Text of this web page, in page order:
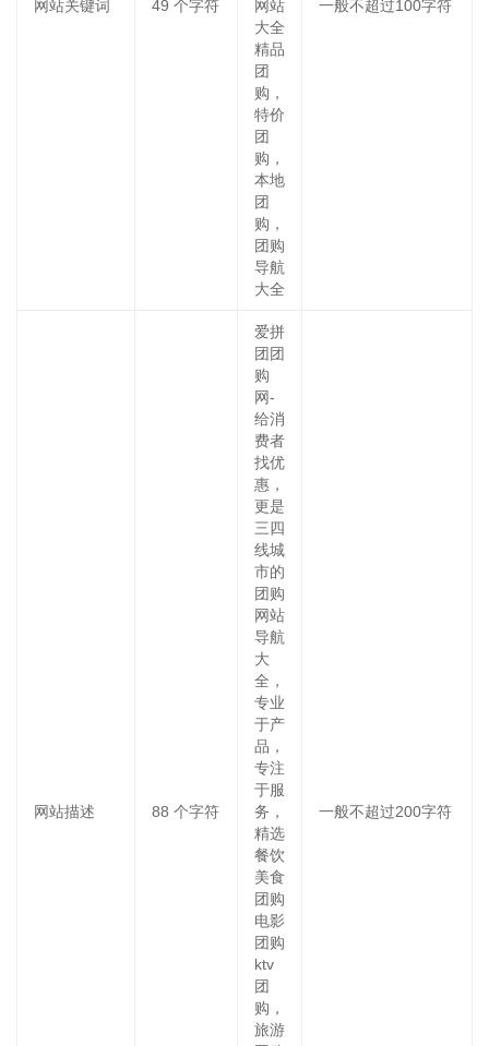
网站关键词 49 个字符
网站
大全
精品
团
购，
特价
团
购，
本地
团
购，
团购
导航
大全
一般不超过100字符
网站描述 88 个字符
爱拼
团团
购
网-
给消
费者
找优
惠，
更是
三四
线城
市的
团购
网站
导航
大
全，
专业
于产
品，
专注
于服
务，
精选
餐饮
美食
团购
电影
团购
ktv
团
购，
旅游
一般不超过200字符